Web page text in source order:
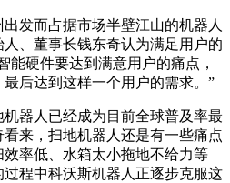
发而占据市场半壁江山的机器人
、董事长钱东奇认为满足用户的
能硬件要达到满意用户的痛点，
后达到这样一个用户的需求。”
器人已经成为目前全球普及率最
来，扫地机器人还是有一些痛点
率低、水箱太小拖地不给力等
程中科沃斯机器人正逐步克服这